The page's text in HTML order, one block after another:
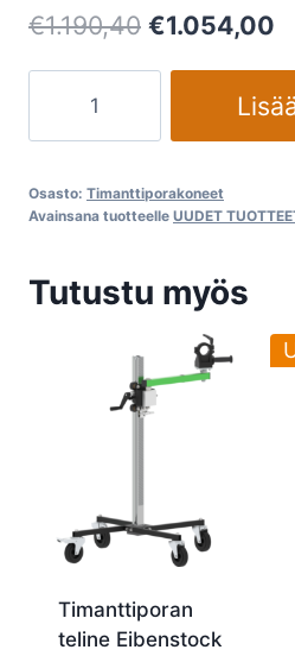
€1.190,40 Alkuperäinen
hinta
€1.190,40.
€1.054,00
poraukseen
EBW1300
1300mm
määrä
Osasto: Timanttiporakoneet
Avainsana tuotteelle UUDET
Tutustu myös
Timanttiporan
teline Eibenstock